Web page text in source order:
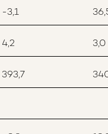
-3,1
4,2 3,0
393,7